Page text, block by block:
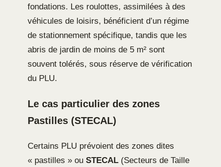
fondations. Les roulottes, assimilées à des
véhicules de loisirs, bénéficient d’un régime
de stationnement spécifique, tandis que les
abris de jardin de moins de 5 m² sont
souvent tolérés, sous réserve de vérification
du PLU.
Le cas particulier des zones
Pastilles (STECAL)
Certains PLU prévoient des zones dites
« pastilles » ou STECAL (Secteurs de Taille